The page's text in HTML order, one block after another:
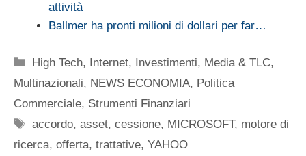
attività
Ballmer ha pronti milioni di dollari per far…
Categorie
High Tech, Internet, Investimenti, Media & TLC,
Multinazionali, NEWS ECONOMIA, Politica
Commerciale, Strumenti Finanziari
Tag
accordo,asset,cessione, MICROSOFT, motore di
ricerca, offerta, trattative, YAHOO